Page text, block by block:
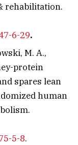
rehabilitation.
6-29.
M. A.,
protein
spares lean
human
5-8.